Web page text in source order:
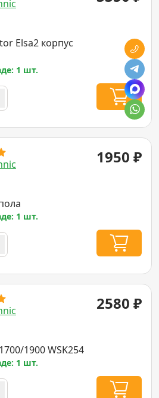
Elsa2 корпус
1 шт.
1950 ₽
1 шт.
2580 ₽
1900 WSK254
1 шт.